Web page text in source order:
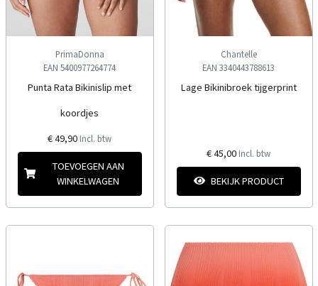
PrimaDonna
EAN 5400977264774
Punta Rata Bikinislip met
koordjes
€ 49,90 Incl. btw
TOEVOEGEN AAN
WINKELWAGEN
Chantelle
EAN 3340443788613
Lage Bikinibroek tijgerprint
€ 45,00 Incl. btw
BEKIJK PRODUCT